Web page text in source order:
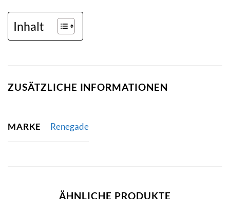
Inhalt
ZUSÄTZLICHE INFORMATIONEN
MARKE Renegade
ÄHNLICHE PRODUKTE